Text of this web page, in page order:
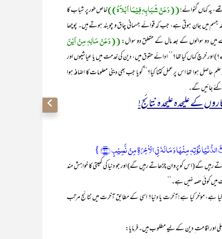
یہ کہاں گنوائے!((وَعَنْ شَبَابِہٖ فِیْمَا اَبْلاَہُ))خاص طور پر شباب کا
کہ جسم میں جان ہوتی ہے، جب کہ قوائے جسمانی چاق و چوبند ہوتے ہیں۔ پوچھا
دو سوالوں کے بعد مال کے متعلق دو سوال:((وَعَنْ مَالِہٖ مِنْ اَیْنَ
اور خرچ کہاں کیا تھا؟‘‘ ادائے حقوق میں، دین کی خدمت میں یا عیاشیوں اور
علم حاصل ہوا تھا اس پر عمل کتنا کیا؟‘‘ گویا جب بھی دینی معلومات کا اضافہ ہوا
کئے جائیں گے۔
کے علیحدہ علیحدہ نتائج!
نُؤۡتِہٖ مِنۡہَا وَ مَا لَہٗ فِی الۡاٰخِرَۃِ مِنۡ نَّصِیۡبٍ ﴿۲۰﴾ }
گے (اس کو پروان چڑھاتے رہیں گے) اور جو دنیا کی کھیتی کا خواہش مند
کوئی حصہ نہیں ہے۔‘‘
مؤخر کیا ہے! آخرت یا دنیا؟ اسی کے مطابق آخرت میں نتائج مرتب
اور اقامت ِ دین کے لیے مطلوب ہیں۔ فرمایا: